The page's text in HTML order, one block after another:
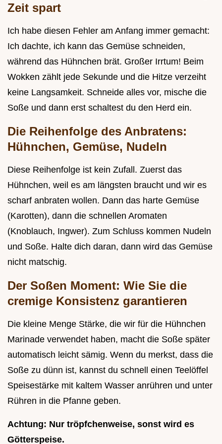
Zeit spart
Ich habe diesen Fehler am Anfang immer gemacht:
Ich dachte, ich kann das Gemüse schneiden,
während das Hühnchen brät. Großer Irrtum! Beim
Wokken zählt jede Sekunde und die Hitze verzeiht
keine Langsamkeit. Schneide alles vor, mische die
Soße und dann erst schaltest du den Herd ein.
Die Reihenfolge des Anbratens:
Hühnchen, Gemüse, Nudeln
Diese Reihenfolge ist kein Zufall. Zuerst das
Hühnchen, weil es am längsten braucht und wir es
scharf anbraten wollen. Dann das harte Gemüse
(Karotten), dann die schnellen Aromaten
(Knoblauch, Ingwer). Zum Schluss kommen Nudeln
und Soße. Halte dich daran, dann wird das Gemüse
nicht matschig.
Der Soßen Moment: Wie Sie die
cremige Konsistenz garantieren
Die kleine Menge Stärke, die wir für die Hühnchen
Marinade verwendet haben, macht die Soße später
automatisch leicht sämig. Wenn du merkst, dass die
Soße zu dünn ist, kannst du schnell einen Teelöffel
Speisestärke mit kaltem Wasser anrühren und unter
Rühren in die Pfanne geben.
Achtung: Nur tröpfchenweise, sonst wird es
Götterspeise.